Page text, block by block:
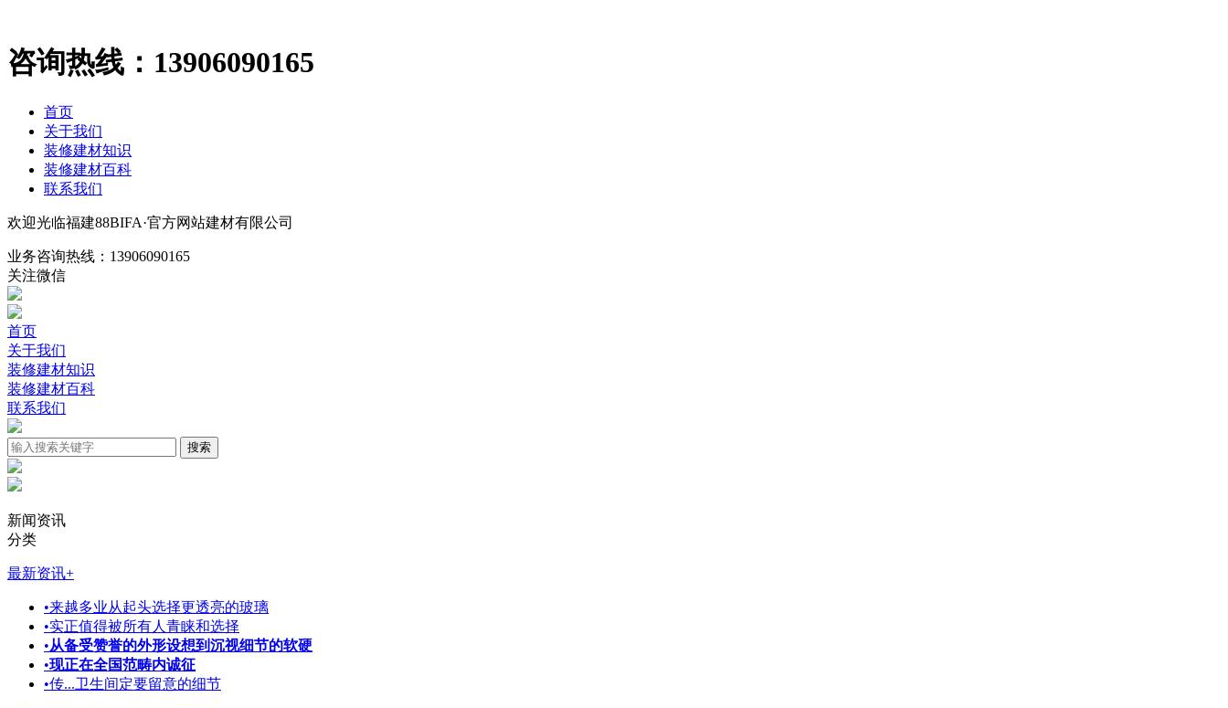
咨询热线： 13906090165
首页
关于我们
装修建材知识
装修建材百科
联系我们
欢迎光临福建88BIFA·官方网站建材有限公司
业务咨询热线： 13906090165
关注微信
首页
关于我们
装修建材知识
装修建材百科
联系我们
新闻资讯
分类
最新资讯+
•来越多业从起头选择更透亮的玻璃
•实正值得被所有人青睐和选择
•从备受赞誉的外形设想到沉视细节的软硬
•现正在全国范畴内诚征
•传...卫生间定要留意的细节